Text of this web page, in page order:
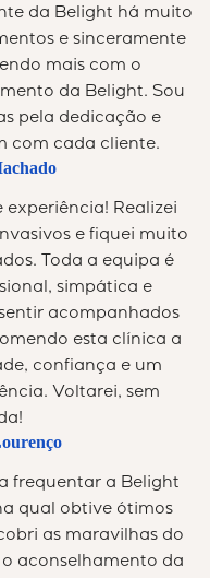
da Belight há muito
e sinceramente
mais com o
da Belight. Sou
pela dedicação e
com cada cliente.
experiência! Realizei
e fiquei muito
Toda a equipa é
simpática e
acompanhados
esta clínica a
confiança e um
Voltarei, sem
frequentar a Belight
qual obtive ótimos
as maravilhas do
aconselhamento da